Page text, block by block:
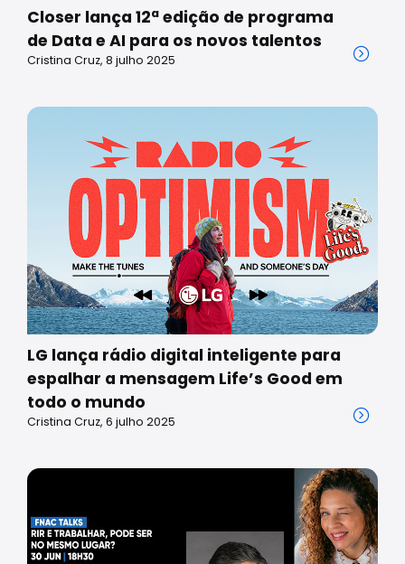
Closer lança 12ª edição de programa
de Data e AI para os novos talentos
Cristina Cruz, 8 julho 2025
LG lança rádio digital inteligente para
espalhar a mensagem Life’s Good em
todo o mundo
Cristina Cruz, 6 julho 2025